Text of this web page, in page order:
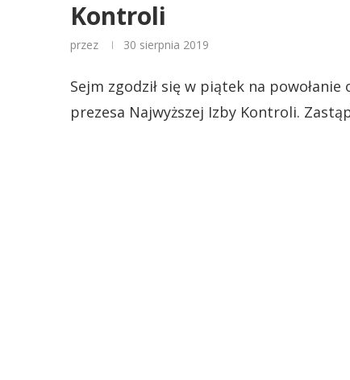
Kontroli
przez 30 sierpnia 2019
Sejm zgodził się w piątek na
prezesa Najwyższej Izby Kontroli.